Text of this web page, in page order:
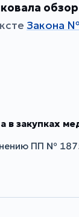
Закона
в закупках
ПП №